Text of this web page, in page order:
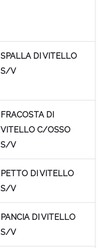
SPALLA DI VITELLO
S/V
FRACOSTA DI
VITELLO C/OSSO
S/V
PETTO DI VITELLO
S/V
PANCIA DI VITELLO
S/V